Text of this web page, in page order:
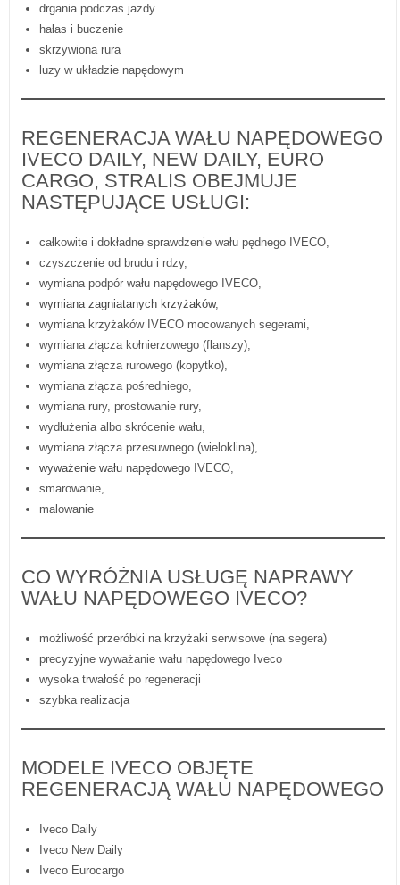
drgania podczas jazdy
hałas i buczenie
skrzywiona rura
luzy w układzie napędowym
REGENERACJA WAŁU NAPĘDOWEGO
IVECO DAILY, NEW DAILY, EURO
CARGO, STRALIS OBEJMUJE
NASTĘPUJĄCE USŁUGI:
całkowite i dokładne sprawdzenie wału pędnego IVECO,
czyszczenie od brudu i rdzy,
wymiana podpór wału napędowego IVECO,
wymiana zagniatanych krzyżaków,
wymiana krzyżaków IVECO mocowanych segerami,
wymiana złącza kołnierzowego (flanszy),
wymiana złącza rurowego (kopytko),
wymiana złącza pośredniego,
wymiana rury, prostowanie rury,
wydłużenia albo skrócenie wału,
wymiana złącza przesuwnego (wieloklina),
wyważenie wału napędowegoIVECO,
smarowanie,
malowanie
CO WYRÓŻNIA USŁUGĘ NAPRAWY
WAŁU NAPĘDOWEGO IVECO?
możliwość przeróbki na krzyżaki serwisowe (na segera)
precyzyjne wyważanie wału napędowego Iveco
wysoka trwałość po regeneracji
szybka realizacja
MODELE IVECO OBJĘTE
REGENERACJĄ WAŁU NAPĘDOWEGO
Iveco Daily
Iveco New Daily
Iveco Eurocargo